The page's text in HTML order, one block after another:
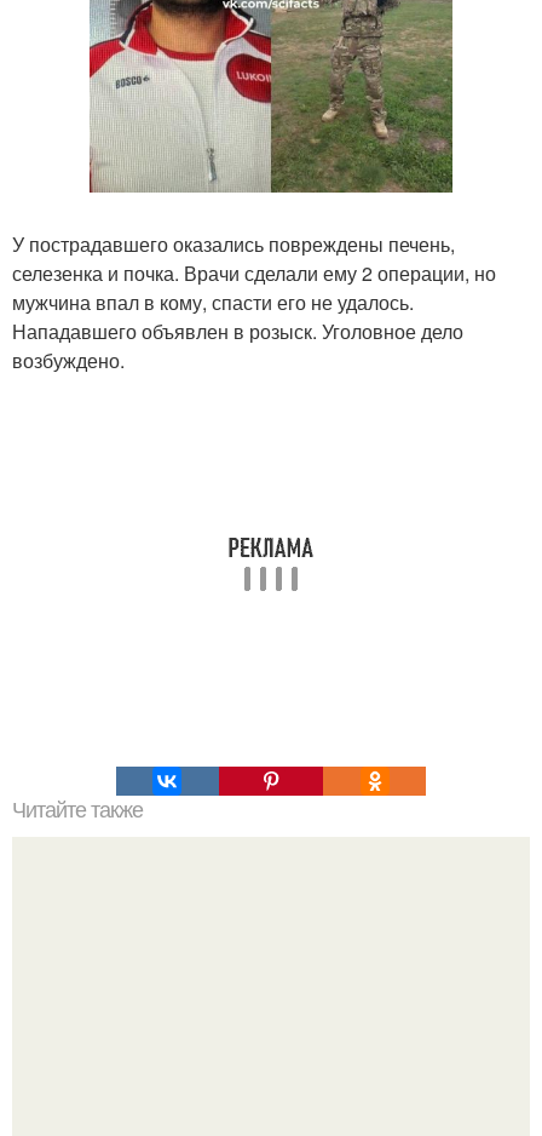
У пострадавшего оказались повреждены печень,
селезенка и почка. Врачи сделали ему 2 операции, но
мужчина впал в кому, спасти его не удалось.
Нападавшего объявлен в розыск. Уголовное дело
возбуждено.
Читайте также